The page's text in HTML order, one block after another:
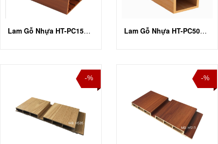
Lam Gỗ Nhựa HT-PC150H150 Lam Gỗ Nhựa HT-PC50H50
-% -%